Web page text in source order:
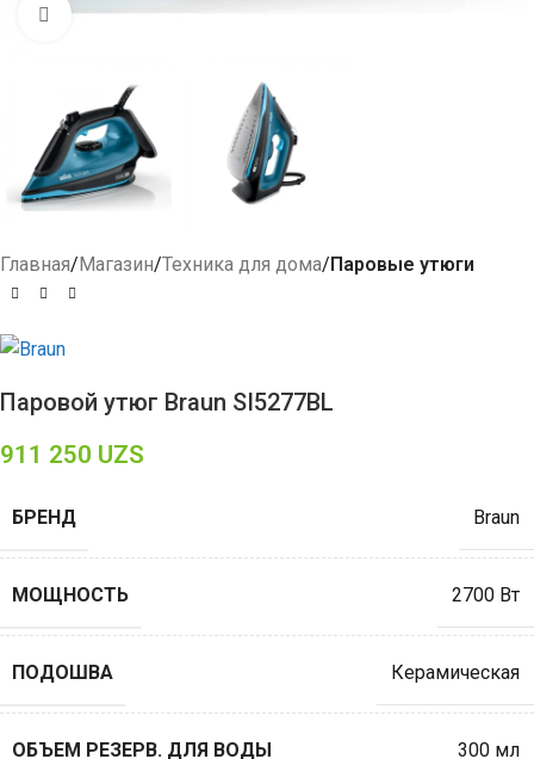
Click to enlarge
Главная Магазин Техника для дома Паровые утюги
Паровой утюг Braun SI5277BL
911 250 UZS
БРЕНД Braun
МОЩНОСТЬ 2700 Вт
ПОДОШВА Керамическая
ОБЪEМ РЕЗЕРВ. ДЛЯ ВОДЫ 300 мл